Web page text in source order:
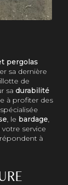
pergolas
sa dernière
de
sa durabilité
à profiter des
, le bardage,
service
à